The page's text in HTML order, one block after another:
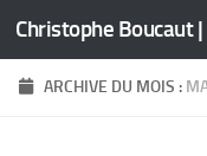
Skip to content
Christophe Boucaut
ARCHIVE DU MOIS :